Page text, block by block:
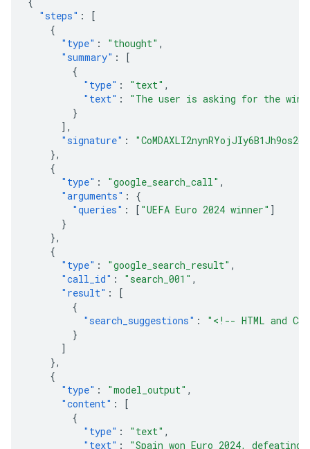
"steps" :
[
{
"type" : "thought" ,
"summary" :
[
{
"type" : "text" ,
"text" :
"The user is asking for the
}
],
"signature" :
},
{
"type" : "google_search_call" ,
"arguments" :
{
"queries" : [ "UEFA Euro 2024 winner" ]
}
},
{
"type" : "google_search_result" ,
"call_id" : "search_001" ,
"result" :
[
{
"search_suggestions" :
"<!-- HTML and
}
]
},
{
"type" : "model_output" ,
"content" :
[
{
"type" : "text" ,
"text" :
"Spain won Euro 2024,